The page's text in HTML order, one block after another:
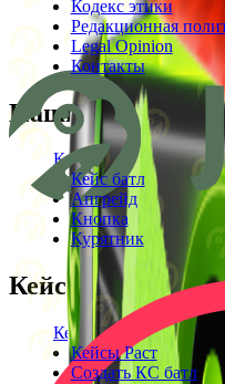
Кодекс этики
Редакционная
Legal Opinion
Контакты
Наши режимы
Кейсы
Кейс батл
Апгрейд
Кнопка
Курятник
Кейсы
Кейсы КС2
Кейсы Раст
Создать КС батл